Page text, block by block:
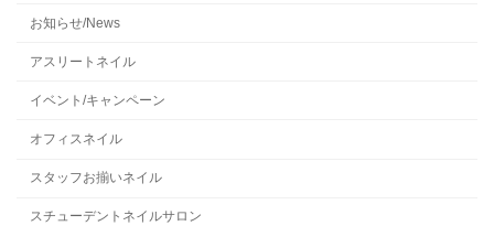
お知らせ/News
アスリートネイル
イベント/キャンペーン
オフィスネイル
スタッフお揃いネイル
スチューデントネイルサロン